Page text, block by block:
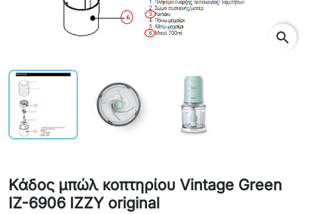
search
Κάδος μπώλ κοπτηρίου Vintage Green
IZ-6906 IZZY original